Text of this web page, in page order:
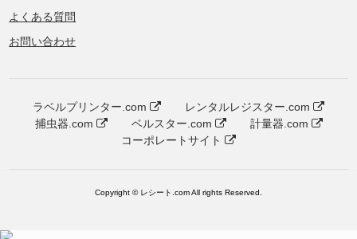
よくある質問
お問い合わせ
ラベルプリンター.com
レンタルレジスター.com
捕虫器.com
ベルスター.com
計量器.com
コーポレートサイト
Copyright © レシート.com All rights Reserved.